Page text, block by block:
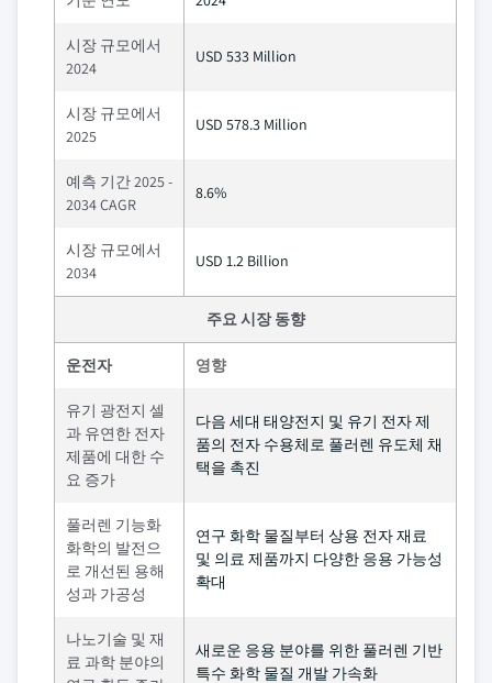
시장 규모에서
2024
USD 533 Million
시장 규모에서
2025
USD 578.3 Million
예측 기간 2025 -
2034 CAGR
8.6%
시장 규모에서
2034
USD 1.2 Billion
주요 시장 동향
운전자 영향
유기 광전지 셀
과 유연한 전자
제품에 대한 수
요 증가
다음 세대 태양전지 및 유기 전자 제
품의 전자 수용체로 풀러렌 유도체 채
택을 촉진
풀러렌 기능화
화학의 발전으
로 개선된 용해
성과 가공성
연구 화학 물질부터 상용 전자 재료
및 의료 제품까지 다양한 응용 가능성
확대
나노기술 및 재
료 과학 분야의
새로운 응용 분야를 위한 풀러렌 기반
특수 화학 물질 개발 가속화